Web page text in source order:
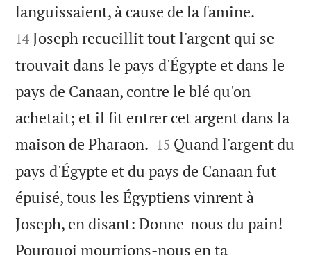
languissaient, à cause de la famine.
14 Joseph recueillit tout l'argent qui se
trouvait dans le pays d'Égypte et dans le
pays de Canaan, contre le blé qu'on
achetait; et il fit entrer cet argent dans la
maison de Pharaon. 

15 Quand l'argent du
pays d'Égypte et du pays de Canaan fut
épuisé, tous les Égyptiens vinrent à
Joseph, en disant: Donne-nous du pain!
Pourquoi mourrions-nous en ta